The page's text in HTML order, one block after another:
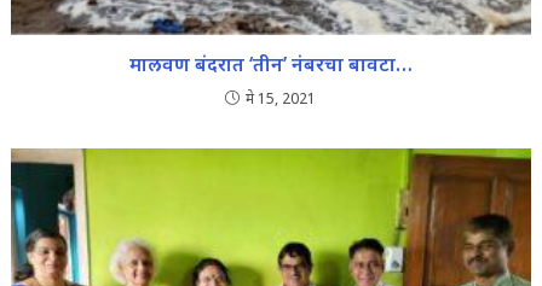
मालवण बंदरात ‘तीन’ नंबरचा बावटा…
मे 15, 2021